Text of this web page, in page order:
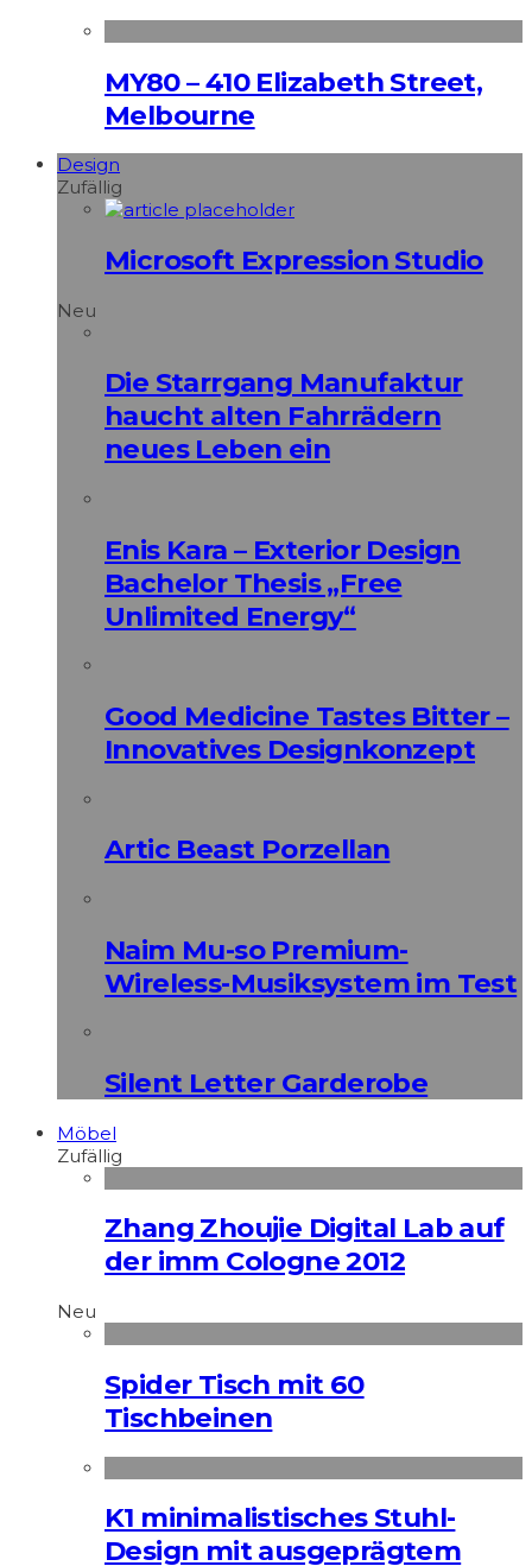
MY80 – 410 Elizabeth Street,
Melbourne
Design
Zufällig
Microsoft Expression Studio
Neu
Die Starrgang Manufaktur
haucht alten Fahrrädern
neues Leben ein
Enis Kara – Exterior Design
Bachelor Thesis „Free
Unlimited Energy“
Good Medicine Tastes Bitter –
Innovatives Designkonzept
Artic Beast Porzellan
Naim Mu-so Premium-
Wireless-Musiksystem im Test
Silent Letter Garderobe
Möbel
Zufällig
Zhang Zhoujie Digital Lab auf
der imm Cologne 2012
Neu
Spider Tisch mit 60
Tischbeinen
K1 minimalistisches Stuhl-
Design mit ausgeprägtem